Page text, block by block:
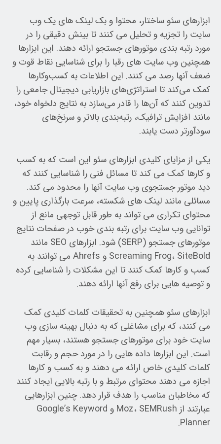
ابزارهای سئو ساختار، محتوا و بک لینک های یک وب
سایت را تجزیه و تحلیل می کنند تا بینش دقیقی را در
مورد رتبه بندی موتورهای جستجو ارائه دهند. این ابزارها
همچنین وب سایت های رقبا را برای شناسایی نقاط قوت و
ضعف آنها رصد می کنند. این اطلاعات به کسب‌وکارها
کمک می‌کند تا استراتژی‌های بازاریابی دیجیتال جامعی را
تدوین کنند که آن‌ها را قادر می‌سازد به نتایج دلخواه خود،
مانند افزایش ترافیک، رتبه‌بندی بالاتر و سرنخ‌های
سودآورتر دست یابند.
یکی از مزایای کلیدی ابزارهای سئو این است که به کسب
و کارها کمک می کند تا مسائل فنی را شناسایی کنند که
دید موتور جستجوی وب سایت آنها را محدود می کند.
مسائلی مانند لینک های شکسته، سرعت بارگذاری پایین و
محتوای تکراری می تواند به طور قابل توجهی مانع از
توانایی وب سایت برای رتبه بندی خوب در صفحات نتایج
موتورهای جستجو (SERP) شود. ابزارهای SEO مانند
Screaming Frog، SiteBold و Ahrefs می توانند به
کسب و کارها کمک کنند تا این مشکلات را شناسایی کرده
و توصیه هایی برای رفع آنها ارائه دهند.
ابزارهای سئو همچنین به تحقیقات کلمات کلیدی کمک
می کنند، که برای مشاغلی که به دنبال بهینه سازی وب
سایت خود برای موتورهای جستجو هستند، بسیار مهم
است. این ابزارها داده هایی را در مورد حجم و رقابت
کلمات کلیدی خاص ارائه می دهند و به کسب و کارها
اجازه می دهند محتوای مرتبط و با رتبه بالایی ایجاد کنند
که مخاطبان مناسب را هدف قرار دهد. چنین ابزارهایی
عبارتند از Moz، SEMRush و Google’s Keyword
Planner.